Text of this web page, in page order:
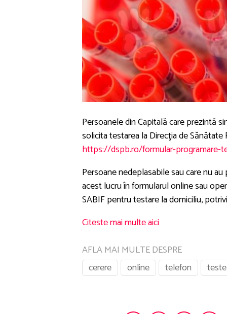
Persoanele din Capitală care prezintă
solicita testarea la Direcţia de
https://dspb.ro/formular-programare-
Persoane nedeplasabile sau care nu
acest lucru în formularul online sau
SABIF pentru testare la domiciliu,
Citeste mai multe aici
AFLA MAI MULTE DESPRE
cerere
online telefon